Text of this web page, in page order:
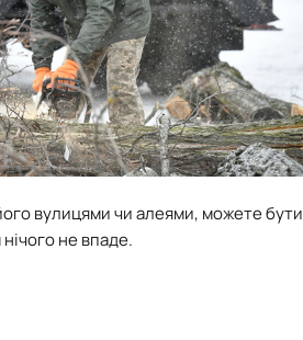
вулицями чи алеями, можете бути
не впаде.